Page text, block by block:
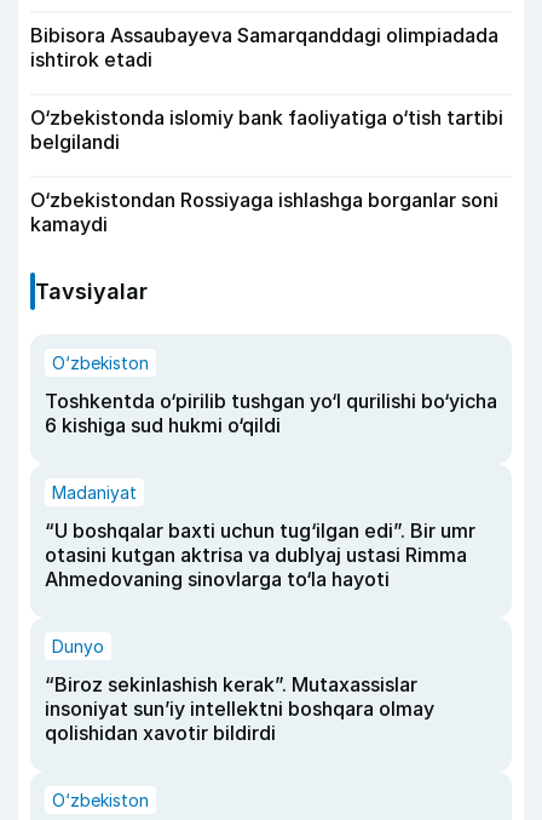
Bibisora Assaubayeva Samarqanddagi olimpiadada
ishtirok etadi
O‘zbekistonda islomiy bank faoliyatiga o‘tish tartibi
belgilandi
O‘zbekistondan Rossiyaga ishlashga borganlar soni
kamaydi
Tavsiyalar
O‘zbekiston
Toshkentda o‘pirilib tushgan yo‘l qurilishi bo‘yicha
6 kishiga sud hukmi o‘qildi
Madaniyat
“U boshqalar baxti uchun tug‘ilgan edi”. Bir umr
otasini kutgan aktrisa va dublyaj ustasi Rimma
Ahmedovaning sinovlarga to‘la hayoti
Dunyo
“Biroz sekinlashish kerak”. Mutaxassislar
insoniyat sun’iy intellektni boshqara olmay
qolishidan xavotir bildirdi
O‘zbekiston